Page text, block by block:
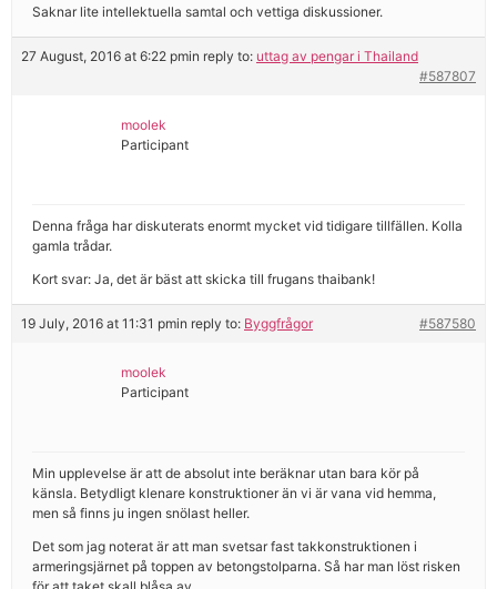
Saknar lite intellektuella samtal och vettiga diskussioner.
27 August, 2016 at 6:22 pmin reply to: uttag av pengar i Thailand
#587807
moolek
Participant
Denna fråga har diskuterats enormt mycket vid tidigare tillfällen. Kolla
gamla trådar.
Kort svar: Ja, det är bäst att skicka till frugans thaibank!
19 July, 2016 at 11:31 pmin reply to: Byggfrågor #587580
moolek
Participant
Min upplevelse är att de absolut inte beräknar utan bara kör på
känsla. Betydligt klenare konstruktioner än vi är vana vid hemma,
men så finns ju ingen snölast heller.
Det som jag noterat är att man svetsar fast takkonstruktionen i
armeringsjärnet på toppen av betongstolparna. Så har man löst risken